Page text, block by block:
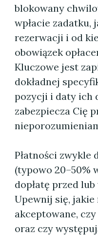
blokowany
wpłacie zadatku,
rezerwacji i od
obowiązek
Kluczowe jest
dokładnej
pozycji i daty ich
zabezpiecza Cię
Płatności zwykle
(typowo 20–50%
dopłatę przed
Upewnij się, jakie
akceptowane,
oraz czy